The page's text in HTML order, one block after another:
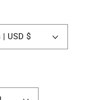
Estados Unidos | USD $